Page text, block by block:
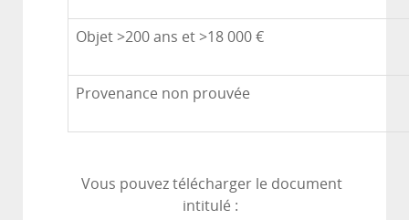
Objet >200 ans et >18 000 €
Provenance non prouvée
Vous pouvez télécharger le document
intitulé :